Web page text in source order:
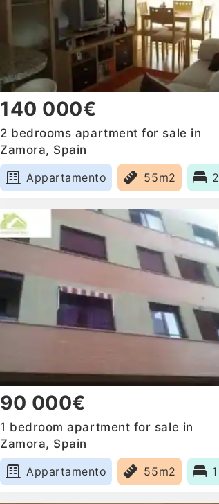
140 000€
2 bedrooms apartment for sale in
Zamora, Spain
Appartamento
55m2 2
90 000€
1 bedroom apartment for sale in
Zamora, Spain
Appartamento
55m2 1